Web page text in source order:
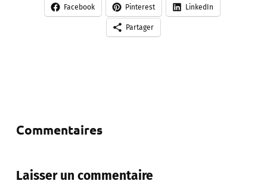
Facebook Pinterest LinkedIn
Partager
Commentaires
Laisser un commentaire